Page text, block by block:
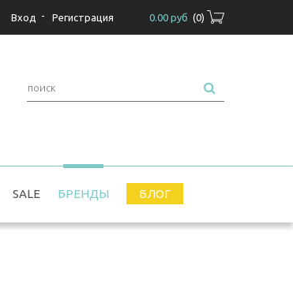
0.00 руб (0)
Вход - Регистрация
SALE БРЕНДЫ БЛОГ